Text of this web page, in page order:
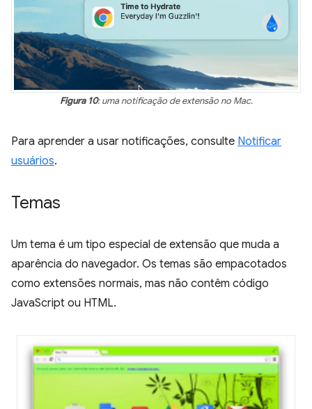
Figura 10: uma notificação de extensão no Mac.
Para aprender a usar notificações, consulte Notificar
usuários.
Temas
Um tema é um tipo especial de extensão que muda a
aparência do navegador. Os temas são empacotados
como extensões normais, mas não contêm código
JavaScript ou HTML.